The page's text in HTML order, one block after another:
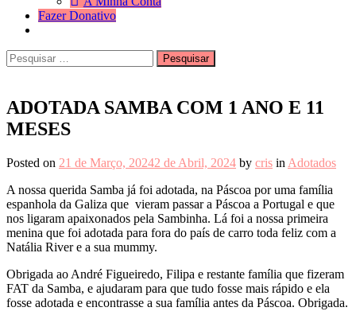
Fazer Donativo
Search
Pesquisar
por:
ADOTADA SAMBA COM 1 ANO E 11
MESES
Posted on 21 de Março, 20242 de Abril, 2024 by cris in Adotados
A nossa querida Samba já foi adotada, na Páscoa por uma família
espanhola da Galiza que vieram passar a Páscoa a Portugal e que
nos ligaram apaixonados pela Sambinha. Lá foi a nossa primeira
menina que foi adotada para fora do país de carro toda feliz com a
Natália River e a sua mummy.
Obrigada ao André Figueiredo, Filipa e restante família que fizeram
FAT da Samba, e ajudaram para que tudo fosse mais rápido e ela
fosse adotada e encontrasse a sua família antes da Páscoa. Obrigada.